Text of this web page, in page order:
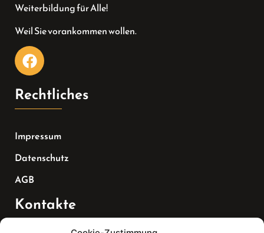
Weiterbildung für Alle!
Weil Sie vorankommen wollen.
Rechtliches
Impressum
Datenschutz
AGB
Kontakte